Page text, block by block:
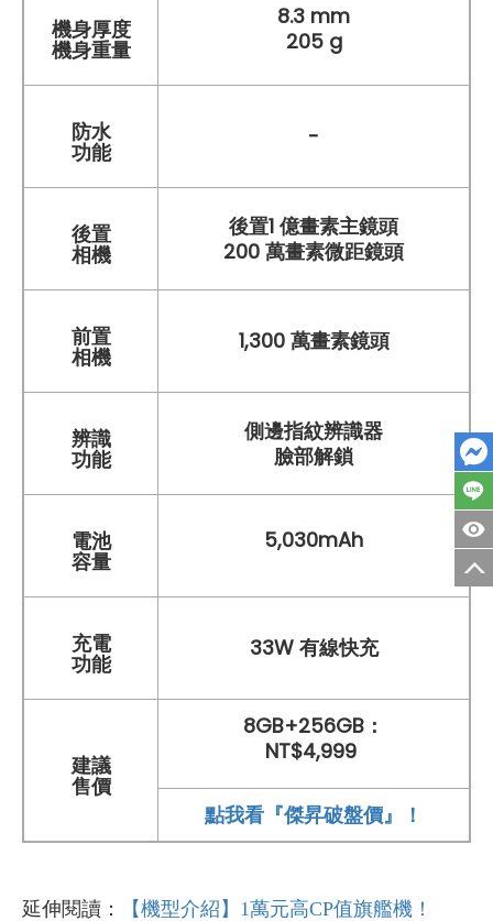
機身厚度
機身重量
8.3 mm
205 g
防水
功能
-
後置
相機
後置1 億畫素主鏡頭
200 萬畫素微距鏡頭
前置
相機
1,300 萬畫素鏡頭
辨識
功能
側邊指紋辨識器
臉部解鎖
電池
容量
5,030mAh
充電
功能
33W 有線快充
建議
售價
8GB+256GB：
NT$4,999
點我看『傑昇破盤價』！
延伸閱讀：
【機型介紹】1萬元高CP值旗艦機！